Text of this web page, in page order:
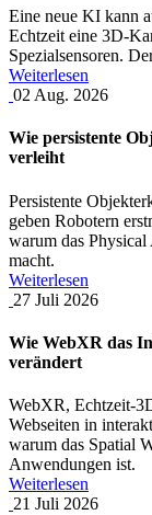
Eine neue KI kann
Echtzeit eine 3D-
Spezialsensoren.
Weiterlesen
02 Aug. 2026
Wie persistente
verleiht
Persistente
geben Robotern
warum das
macht.
Weiterlesen
27 Juli 2026
Wie WebXR das
verändert
WebXR, Echtzeit-
Webseiten in
warum das Spatial
Anwendungen ist.
Weiterlesen
21 Juli 2026